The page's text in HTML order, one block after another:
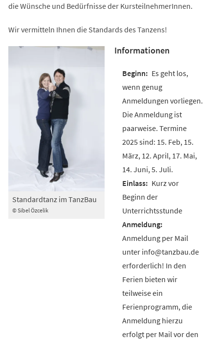
die Wünsche und Bedürfnisse der KursteilnehmerInnen.
Wir vermitteln Ihnen die Standards des Tanzens!
© Sibel Özcelik
Standardtanz im TanzBau
Informationen
Es geht los,
wenn genug
Anmeldungen vorliegen.
Die Anmeldung ist
paarweise. Termine
2025 sind: 15. Feb, 15.
März, 12. April, 17. Mai,
14. Juni, 5. Juli.
Kurz vor
Beginn der
Unterrichtsstunde
Anmeldung per Mail
unter info@tanzbau.de
erforderlich! In den
Ferien bieten wir
teilweise ein
Ferienprogramm, die
Anmeldung hierzu
erfolgt per Mail vor den